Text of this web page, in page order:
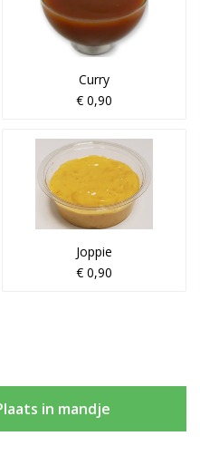
Curry
€ 0,90
Joppie
€ 0,90
in mandje